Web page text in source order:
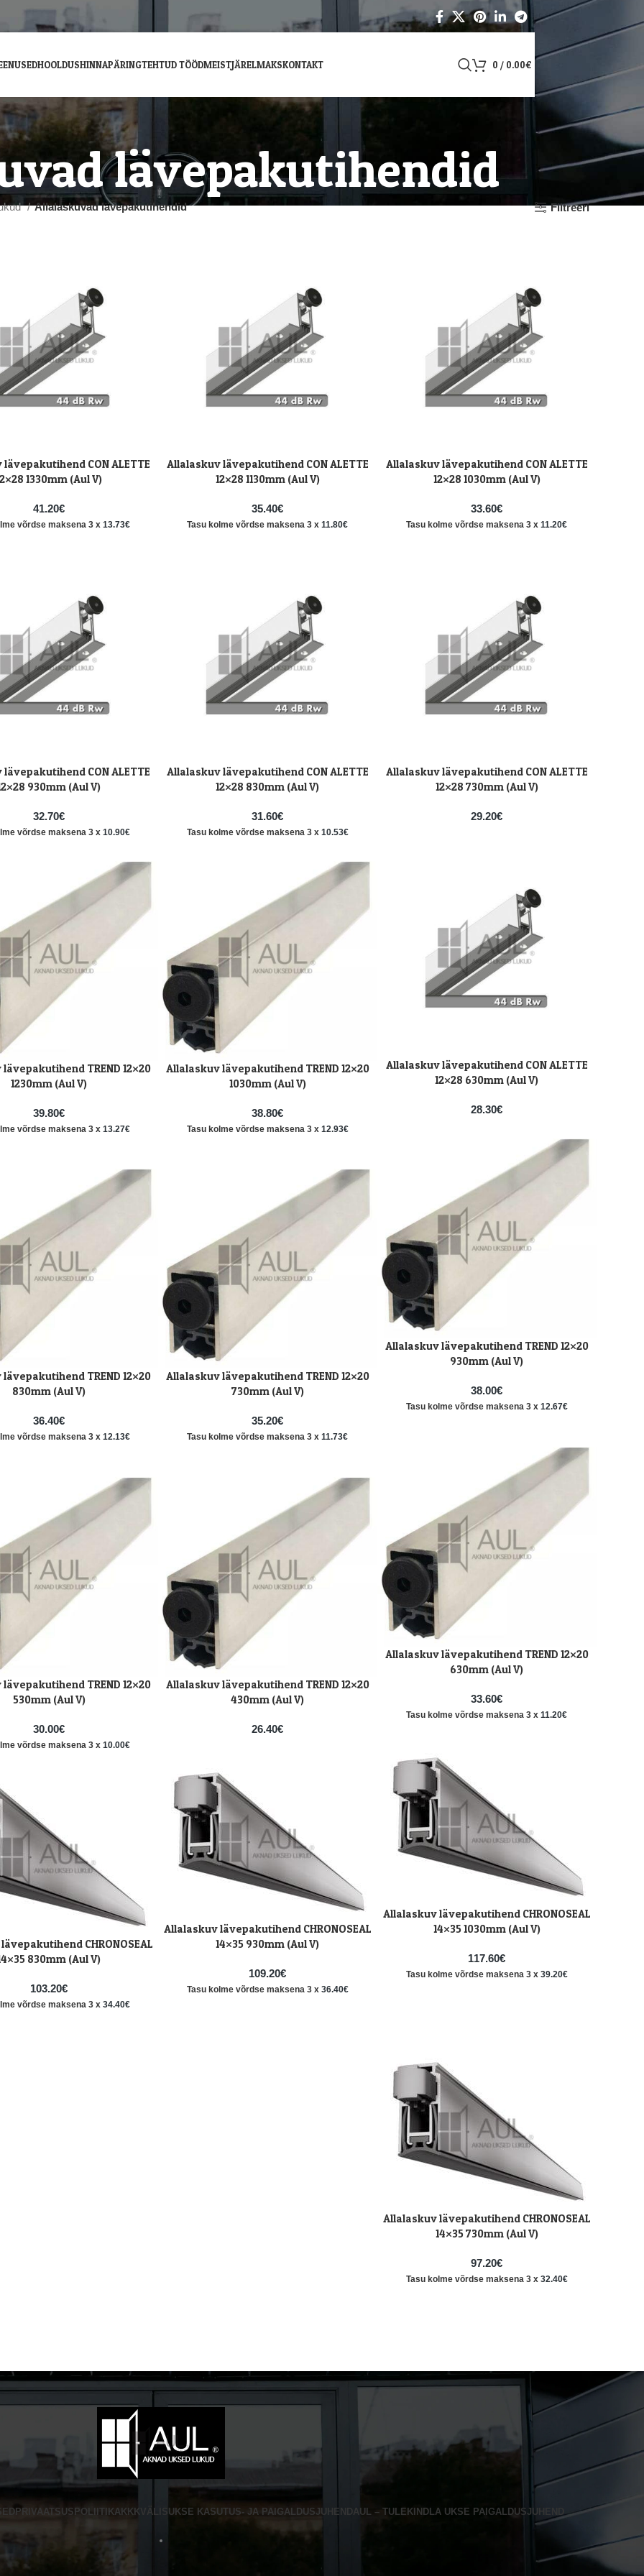
HOOLDUSHINNAPÄRINGTEHTUD TÖÖDMEISTJÄRELMAKSKONTAKT 0 / 0.00€
lävepakutihendid
Allalaskuvad lävepakutihendid Filtreeri
CON ALETTE
1330mm (Aul V)
41.20€
võrdse maksena 3 x 13.73€
LISA KORVI
Allalaskuv lävepakutihend CON ALETTE
12×28 1130mm (Aul V)
35.40€
Tasu kolme võrdse maksena 3 x11.80€
LISA KORVI
Allalaskuv lävepakutihend CON ALETTE
12×28 1030mm (Aul V)
33.60€
Tasu kolme võrdse maksena 3 x11.20€
CON ALETTE
930mm (Aul V)
32.70€
võrdse maksena 3 x 10.90€
LISA KORVI
Allalaskuv lävepakutihend CON ALETTE
12×28 830mm (Aul V)
31.60€
Tasu kolme võrdse maksena 3 x 10.53€
LISA KORVI
Allalaskuv lävepakutihend CON ALETTE
12×28 730mm (Aul V)
29.20€
LISA KORVI
Allalaskuv lävepakutihend CON ALETTE
12×28 630mm (Aul V)
28.30€
TREND 12×20
1230mm (Aul V)
39.80€
võrdse maksena 3 x 13.27€
LISA KORVI
Allalaskuv lävepakutihend TREND 12×20
1030mm (Aul V)
38.80€
Tasu kolme võrdse maksena 3 x 12.93€
LISA KORVI
Allalaskuv lävepakutihend TREND 12×20
930mm (Aul V)
38.00€
Tasu kolme võrdse maksena 3 x 12.67€
TREND 12×20
830mm (Aul V)
36.40€
võrdse maksena 3 x 12.13€
LISA KORVI
Allalaskuv lävepakutihend TREND 12×20
730mm (Aul V)
35.20€
Tasu kolme võrdse maksena 3 x11.73€
LISA KORVI
Allalaskuv lävepakutihend TREND 12×20
630mm (Aul V)
33.60€
Tasu kolme võrdse maksena 3 x11.20€
TREND 12×20
530mm (Aul V)
30.00€
võrdse maksena 3 x 10.00€
LISA KORVI
Allalaskuv lävepakutihend TREND 12×20
430mm (Aul V)
26.40€
LISA KORVI
Allalaskuv lävepakutihend CHRONOSEAL
14×35 1030mm (Aul V)
117.60€
Tasu kolme võrdse maksena 3 x 39.20€
LISA KORVI
Allalaskuv lävepakutihend CHRONOSEAL
14×35 930mm (Aul V)
109.20€
Tasu kolme võrdse maksena 3 x 36.40€
CHRONOSEAL
830mm (Aul V)
103.20€
võrdse maksena 3 x 34.40€
LISA KORVI
Allalaskuv lävepakutihend CHRONOSEAL
14×35 730mm (Aul V)
97.20€
Tasu kolme võrdse maksena 3 x 32.40€
PRIVAATSUSPOLIITIKA KKK VÄLISUKSE KASUTUS- JA PAIGALDUSJUHENDAUL – TULEKINDLA UKSE PAIGALDUSJUHEND